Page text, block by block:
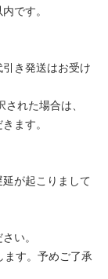
です。
き発送はお受け
れた場合は、
ます。
が起こりまして
い。
す。予めご了承